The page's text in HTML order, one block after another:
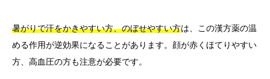
暑がりで汗をかきやすい方、のぼせやすい方は、この漢方薬の温
める作用が逆効果になることがあります。顔が赤くほてりやすい
方、高血圧の方も注意が必要です。